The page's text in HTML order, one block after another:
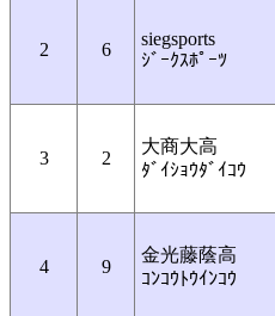
2 6
siegsports
ｼﾞｰｸｽﾎﾟｰﾂ
3 2
大商大高
ﾀﾞｲｼｮｳﾀﾞｲｺｳ
4 9
金光藤蔭高
ｺﾝｺｳﾄｳｲﾝｺｳ